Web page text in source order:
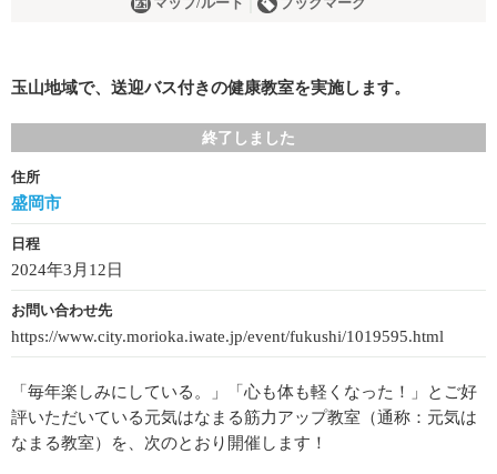
マップ/ルート ブックマーク
玉山地域で、送迎バス付きの健康教室を実施します。
終了しました
住所
盛岡市
日程
2024年3月12日
お問い合わせ先
https://www.city.morioka.iwate.jp/event/fukushi/1019595.html
「毎年楽しみにしている。」「心も体も軽くなった！」とご好
評いただいている元気はなまる筋力アップ教室（通称：元気は
なまる教室）を、次のとおり開催します！